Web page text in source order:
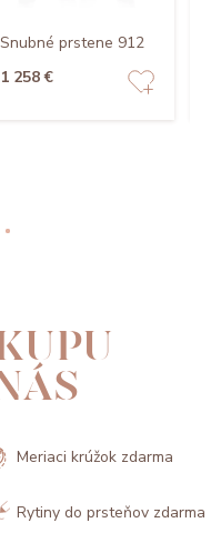
Snubné prstene 912
1 258 €
Meriaci krúžok zdarma
Rytiny do prsteňov zdarma